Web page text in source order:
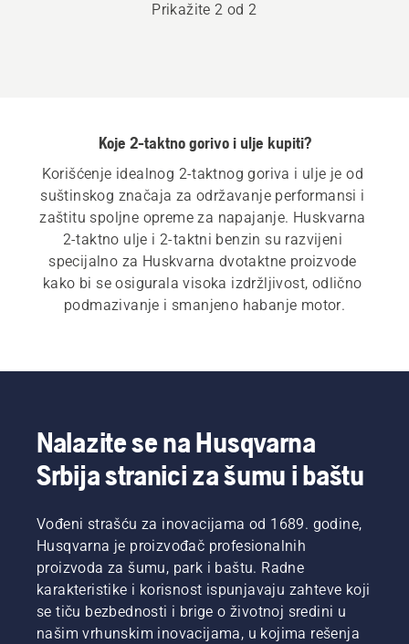
Prikažite 2 od 2
Koje 2-taktno gorivo i ulje kupiti?
Korišćenje idealnog 2-taktnog goriva i ulje je od
suštinskog značaja za održavanje performansi i
zaštitu spoljne opreme za napajanje. Huskvarna
2-taktno ulje i 2-taktni benzin su razvijeni
specijalno za Huskvarna dvotaktne proizvode
kako bi se osigurala visoka izdržljivost, odlično
podmazivanje i smanjeno habanje motor.
Nalazite se na Husqvarna
Srbija stranici za šumu i baštu
Vođeni strašću za inovacijama od 1689. godine,
Husqvarna je proizvođač profesionalnih
proizvoda za šumu, park i baštu. Radne
karakteristike i korisnost ispunjavaju zahteve koji
se tiču bezbednosti i brige o životnoj sredini u
našim vrhunskim inovacijama, u kojima rešenja